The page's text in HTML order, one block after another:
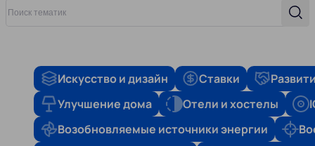
Искусство и дизайн Ставки
Улучшение дома
Отели и хостелы
Возобновляемые источники энергии